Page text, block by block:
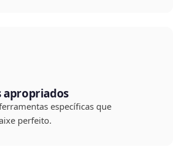
apropriados
específicas que
perfeito.